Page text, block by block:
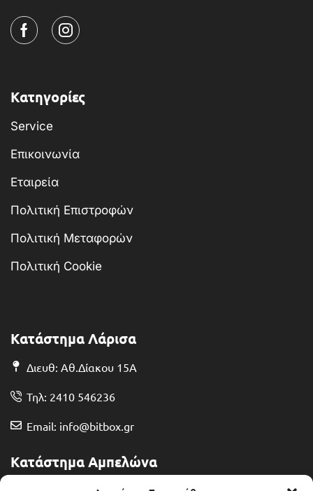
Κατηγορίες
Service
Επικοινωνία
Εταιρεία
Πολιτική Επιστροφών
Πολιτική Μεταφορών
Πολιτική Cookie
Κατάστημα Λάρισα
Διευθ: Αθ.Δίακου 15Α
Τηλ: 2410 546236
Email: info@bitbox.gr
Κατάστημα Αμπελώνα